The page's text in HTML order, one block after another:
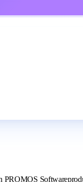
PROMOS